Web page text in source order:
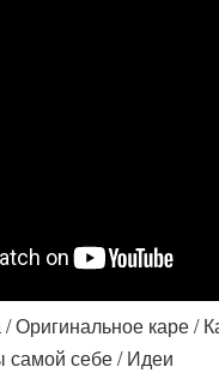
Оригинальное каре /
самой себе / Идеи